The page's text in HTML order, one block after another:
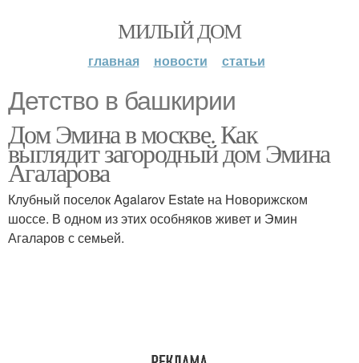
МИЛЫЙ ДОМ
главная новости статьи
Детство в башкирии
Дом Эмина в москве. Как
выглядит загородный дом Эмина
Агаларова
Клубный поселок Agalarov Estate на Новорижском
шоссе. В одном из этих особняков живет и Эмин
Агаларов с семьей.